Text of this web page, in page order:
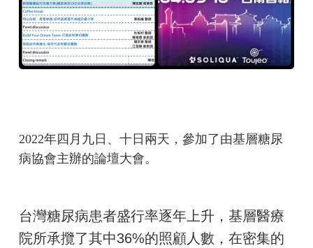
2022年四月九日、十日兩天，參加了由基層糖尿
病協會主辦的論壇大會。
台灣糖尿病患者盛行率逐年上升，基層醫療
院所承攬了其中36%的照顧人數，在密集的